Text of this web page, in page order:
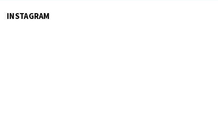
INSTAGRAM